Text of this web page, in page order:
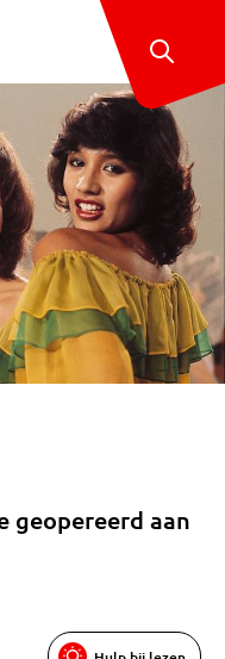
geopereerd aan